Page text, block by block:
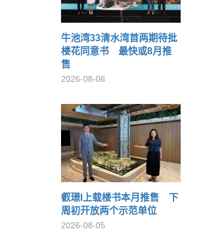
牛池湾33清水湾首两期待批
楼花同意书 最快或8月推
售
2026-08-06
叡璟I上载楼书本月推售 下
周初开放两个示范单位
2026-08-05